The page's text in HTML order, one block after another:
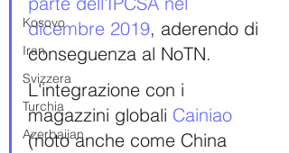
Kosovo
Iran
Svizzera
Turchia
Azerbaijan
dicembre 2019, aderendo di
conseguenza al NoTN.
L'integrazione con i
magazzini globali Cainiao
(noto anche come China